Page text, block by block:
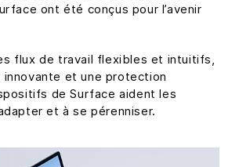
ont été conçus pour l’avenir
flux de travail flexibles et intuitifs,
innovante et une protection
de Surface aident les
et à se pérenniser.